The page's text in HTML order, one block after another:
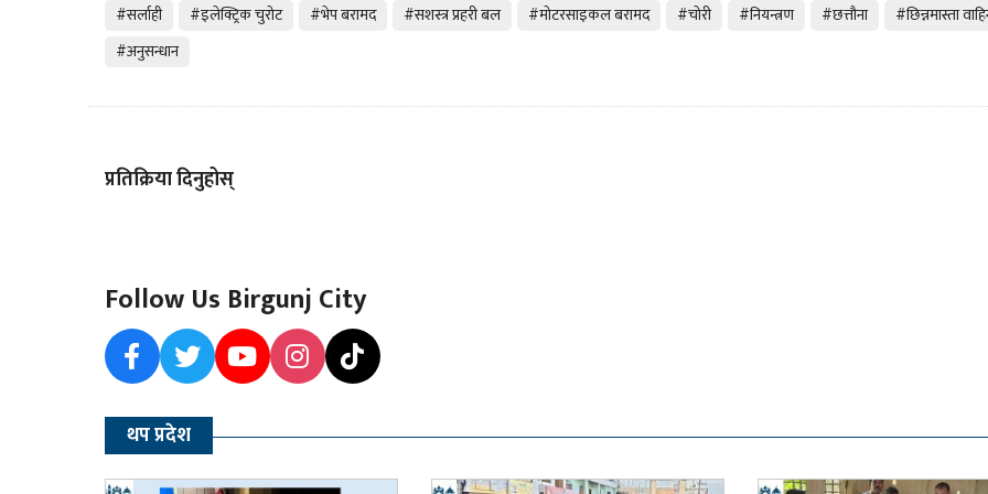
#सर्लाही #इलेक्ट्रिक चुरोट #भेप बरामद #सशस्त्र प्रहरी बल #मोटरसाइकल बरामद #चोरी #नियन्त्रण #छत्तौना
#छिन्नमास्ता
#अनुसन्धान
प्रतिक्रिया दिनुहोस्
Follow Us Birgunj City
थप प्रदेश